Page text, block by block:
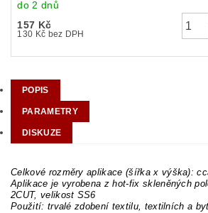
do 2 dnů
157 Kč
130 Kč bez DPH
POPIS
PARAMETRY
DISKUZE
Celkové rozměry aplikace (šířka x výška):
Aplikace je vyrobena z hot-fix skleněných
2CUT, velikost SS6
Použití: trvalé zdobení textilu, textilních a